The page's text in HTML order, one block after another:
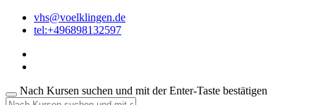
vhs@voelklingen.de
tel:+496898132597
Nach Kursen suchen und mit der Enter-Taste bestätigen